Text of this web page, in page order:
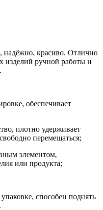
надёжно, красиво. Отлично
изделий ручной работы и
обеспечивает
плотно удерживает
перемещаться;
элементом,
или продукта;
способен поднять